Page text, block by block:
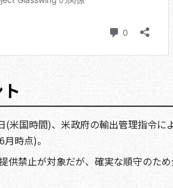
米国時間)、米政府の輸出管理指令に
時点)。
供禁止が対象だが、確実な順守のた